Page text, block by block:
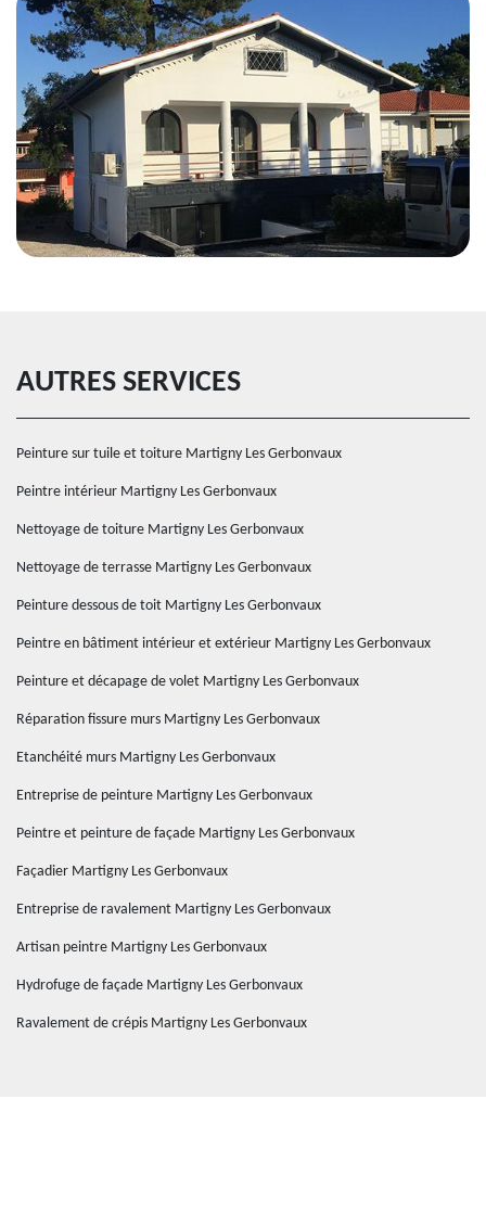
AUTRES SERVICES
Peinture sur tuile et toiture Martigny Les Gerbonvaux
Peintre intérieur Martigny Les Gerbonvaux
Nettoyage de toiture Martigny Les Gerbonvaux
Nettoyage de terrasse Martigny Les Gerbonvaux
Peinture dessous de toit Martigny Les Gerbonvaux
Peintre en bâtiment intérieur et extérieur Martigny Les Gerbonvaux
Peinture et décapage de volet Martigny Les Gerbonvaux
Réparation fissure murs Martigny Les Gerbonvaux
Etanchéité murs Martigny Les Gerbonvaux
Entreprise de peinture Martigny Les Gerbonvaux
Peintre et peinture de façade Martigny Les Gerbonvaux
Façadier Martigny Les Gerbonvaux
Entreprise de ravalement Martigny Les Gerbonvaux
Artisan peintre Martigny Les Gerbonvaux
Hydrofuge de façade Martigny Les Gerbonvaux
Ravalement de crépis Martigny Les Gerbonvaux